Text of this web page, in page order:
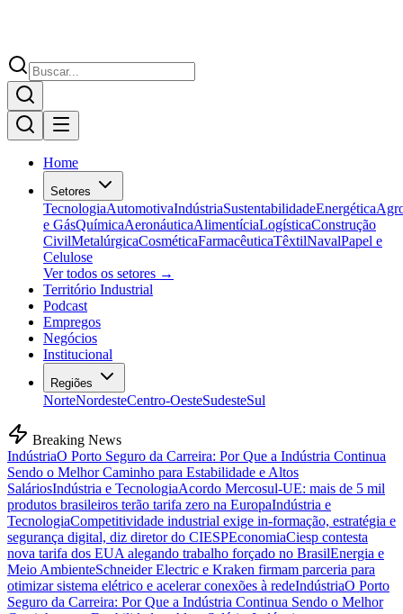
Home
Setores
TecnologiaAutomotivaIndústriaSustentabilidadeEnergética
e GásQuímicaAeronáuticaAlimentíciaLogísticaConstrução
CivilMetalúrgicaCosméticaFarmacêuticaTêxtilNavalPapel e
Celulose
Ver todos os setores →
Território Industrial
Podcast
Empregos
Negócios
Institucional
Regiões
NorteNordesteCentro-OesteSudesteSul
Breaking News
IndústriaO Porto Seguro da Carreira: Por Que a Indústria Continua
Sendo o Melhor Caminho para Estabilidade e Altos
SaláriosIndústria e TecnologiaAcordo Mercosul-UE: mais de 5 mil
produtos brasileiros terão tarifa zero na EuropaIndústria e
TecnologiaCompetitividade industrial exige in-formação, estratégia e
segurança digital, diz diretor do CIESPEconomiaCiesp contesta
nova tarifa dos EUA alegando trabalho forçado no BrasilEnergia e
Meio AmbienteSchneider Electric e Kraken firmam parceria para
otimizar sistema elétrico e acelerar conexões à redeIndústriaO Porto
Seguro da Carreira: Por Que a Indústria Continua Sendo o Melhor